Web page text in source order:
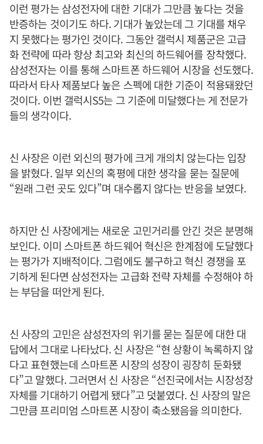
이런 평가는 삼성전자에 대한 기대가 그만큼 높다는 것을
반증하는 것이기도 하다. 기대가 높았는데 그 기대를 채우
지 못했다는 평가인 것이다. 그동안 갤럭시 제품군은 고급
화 전략에 따라 항상 최고와 최신의 하드웨어를 장착했다.
삼성전자는 이를 통해 스마트폰 하드웨어 시장을 선도했다.
따라서 타사 제품보다 높은 스펙에 대한 기준이 적용돼왔던
것이다. 이번 갤럭시S5는 그 기준에 미달했다는 게 전문가
들의 생각이다.
신 사장은 이런 외신의 평가에 크게 개의치 않는다는 입장
을 밝혔다. 일부 외신의 혹평에 대한 생각을 묻는 질문에
“원래 그런 곳도 있다”며 대수롭지 않다는 반응을 보였다.
하지만 신 사장에게는 새로운 고민거리를 안긴 것은 분명해
보인다. 이미 스마트폰 하드웨어 혁신은 한계점에 도달했다
는 평가가 지배적이다. 그럼에도 불구하고 혁신 경쟁을 포
기하게 된다면 삼성전자는 고급화 전략 자체를 수정해야 하
는 부담을 떠안게 된다.
신 사장의 고민은 삼성전자의 위기를 묻는 질문에 대한 대
답에서 그대로 나타났다. 신 사장은 “현 상황이 녹록하지 않
다고 표현했는데 스마트폰 시장의 성장이 굉장히 둔화됐
다”고 말했다. 그러면서 신 사장은 “선진국에서는 시장성장
자체를 기대하기 어렵게 됐다”고 덧붙였다. 신 사장의 말은
그만큼 프리미엄 스마트폰 시장이 축소됐음을 의미한다.